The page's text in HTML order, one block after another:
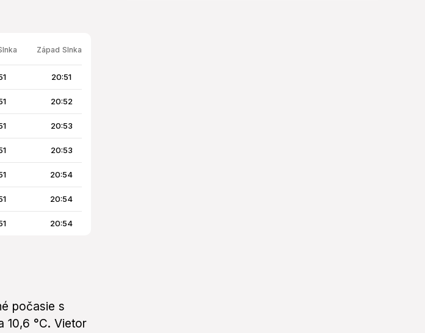
Západ Slnka
20:51
20:52
20:53
20:53
20:54
20:54
20:54
počasie s
10,6 °C. Vietor